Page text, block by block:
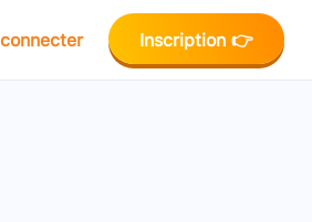
Inscription 👉